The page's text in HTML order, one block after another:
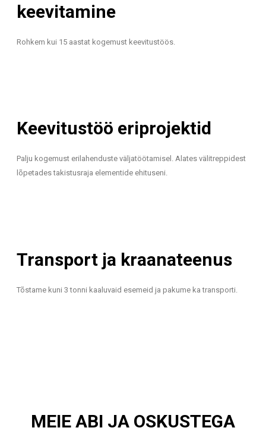
keevitamine
Rohkem kui 15 aastat kogemust keevitustöös.
Keevitustöö eriprojektid
Palju kogemust erilahenduste väljatöötamisel. Alates välitreppidest
lõpetades takistusraja elementide ehituseni.
Transport ja kraanateenus
Tõstame kuni 3 tonni kaaluvaid esemeid ja pakume ka transporti.
MEIE ABI JA OSKUSTEGA